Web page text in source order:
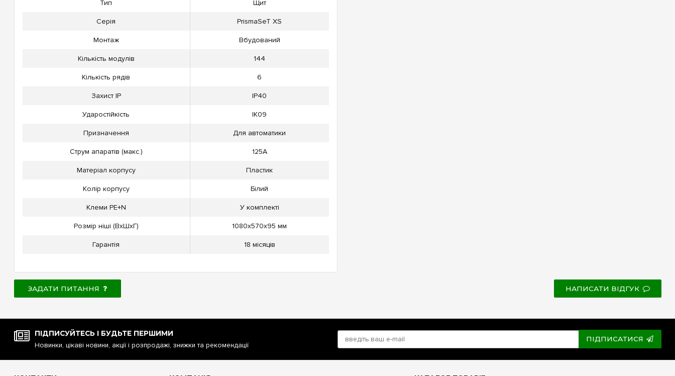
Тип Щит
Серія PrismaSeT XS
Монтаж Вбудований
Кількість модулів 144
Кількість рядів 6
Захист IP IP40
Ударостійкість IK09
Призначення Для автоматики
Струм апаратів (макс.) 125А
Матеріал корпусу Пластик
Колір корпусу Білий
Клеми PE+N У комплекті
Розмір ніші (ВxШxГ) 1080x570x95 мм
Гарантія 18 місяців
ЗАДАТИ ПИТАННЯ НАПИСАТИ ВІДГУК
ПІДПИСУЙТЕСЬ І БУДЬТЕ ПЕРШИМИ
Новинки, цікаві новини, акції і розпродажі, знижки та рекомендації
ПІДПИСАТИСЯ